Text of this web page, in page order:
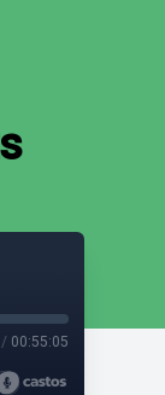
/ 00:55:05